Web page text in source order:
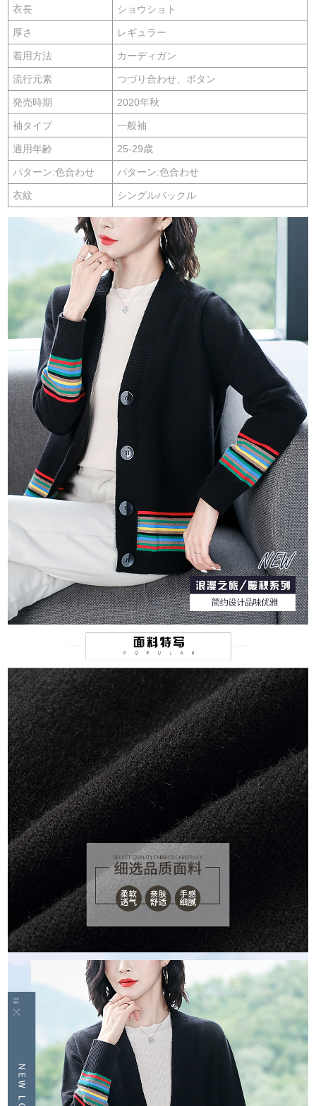
衣長 ショウショト
厚さ レギュラー
着用方法 カーディガン
流行元素 つづり合わせ、ボタン
発売時期 2020年秋
袖タイプ 一般袖
適用年齢 25-29歳
パターン:色合わせ パターン:色合わせ
衣紋 シングルバックル